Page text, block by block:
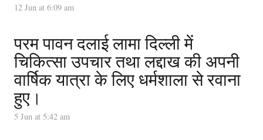
12 Jun at 6:09 am
परम पावन दलाई लामा दिल्ली में
चिकित्सा उपचार तथा लद्दाख की अपनी
वार्षिक यात्रा के लिए धर्मशाला से रवाना
हुए।
5 Jun at 5:42 am